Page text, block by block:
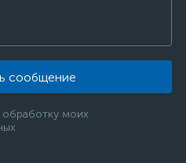
сообщение
моих